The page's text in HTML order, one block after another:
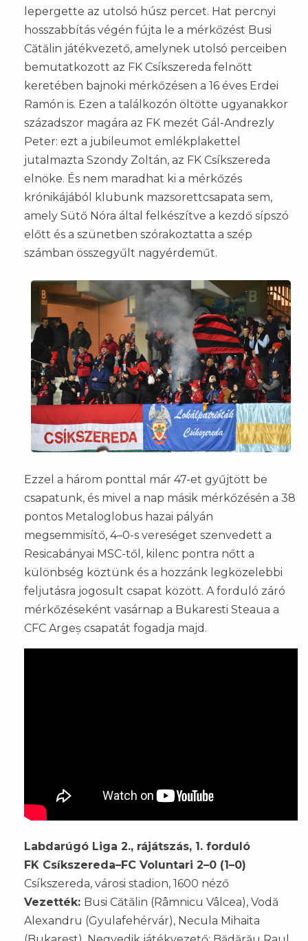
lepergette az utolsó húsz percet. Hat percnyi
hosszabbítás végén fújta le a mérkőzést Busi
Cătălin játékvezető, amelynek utolsó perceiben
bemutatkozott az FK Csíkszereda felnőtt
keretében bajnoki mérkőzésen a 16 éves Erdei
Ramón is. Ezen a találkozón öltötte ugyanakkor
századszor magára az FK mezét Gál-Andrezly
Peter: ezt a jubileumot emlékplakettel
jutalmazta Szondy Zoltán, az FK Csíkszereda
elnöke. És nem maradhat ki a mérkőzés
krónikájából klubunk mazsorettcsapata sem,
amely Sütő Nóra által felkészítve a kezdő sípszó
előtt és a szünetben szórakoztatta a szép
számban összegyűlt nagyérdeműt.
Ezzel a három ponttal már 47-et gyűjtött be
csapatunk, és mivel a nap másik mérkőzésén a 38
pontos Metaloglobus hazai pályán
megsemmisítő, 4–0-s vereséget szenvedett a
Resicabányai MSC-től, kilenc pontra nőtt a
különbség köztünk és a hozzánk legközelebbi
feljutásra jogosult csapat között. A forduló záró
mérkőzéseként vasárnap a Bukaresti Steaua a
CFC Argeș csapatát fogadja majd.
Labdarúgó Liga 2., rájátszás, 1. forduló
FK Csíkszereda–FC Voluntari 2–0 (1–0)
Csíkszereda, városi stadion, 1600 néző
Vezették: Busi Cătălin (Râmnicu Vâlcea), Vodă
Alexandru (Gyulafehérvár), Necula Mihaita